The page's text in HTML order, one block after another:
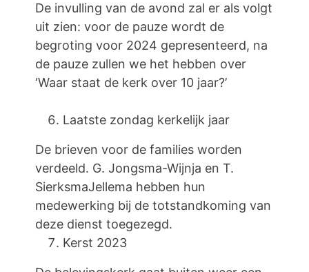
De invulling van de avond zal er als volgt
uit zien: voor de pauze wordt de
begroting voor 2024 gepresenteerd, na
de pauze zullen we het hebben over
‘Waar staat de kerk over 10 jaar?’
Laatste zondag kerkelijk jaar
De brieven voor de families worden
verdeeld. G. Jongsma-Wijnja en T.
SierksmaJellema hebben hun
medewerking bij de totstandkoming van
deze dienst toegezegd.
Kerst 2023